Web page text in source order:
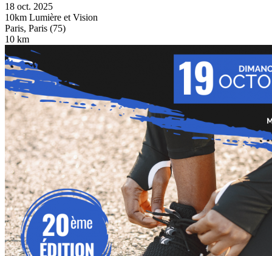
18 oct. 2025
10km Lumière et Vision
Paris, Paris (75)
10 km